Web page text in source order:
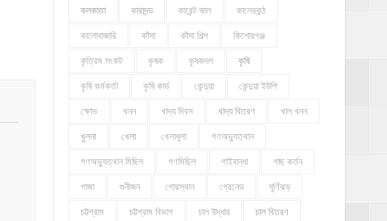
কলকাতা কারাদন্ড কারেন্ট জাল কালেরকন্ঠ
কালোবাজারি কাঁসা কাঁসা শিল্প কিশোরগঞ্জ
কৃত্রিম সংকট কৃষক কৃষকদল কৃষি
কৃষি কর্মকর্তা কৃষি কার্ড কেন্দুয়া কেন্দুয়া ইউপি
ক্ষোভ খনন খাদ্য দিবস খাদ্য বিতরণ খাল খনন
খুলনা খেলা খেলাধূলা গণঅভ্যুত্থান
গণঅভ্যুত্থান মিছিল গণমিছিল গাইবান্ধা গাছ কর্তন
গাজা গুনীজন গোরস্থান গ্রেনেড ঘূর্ণিঝড়
চট্টগ্রাম চট্টগ্রাম বিভাগ চাল উদ্ধার চাল বিতরণ